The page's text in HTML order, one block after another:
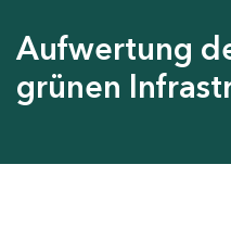
Aufwertung
grünen